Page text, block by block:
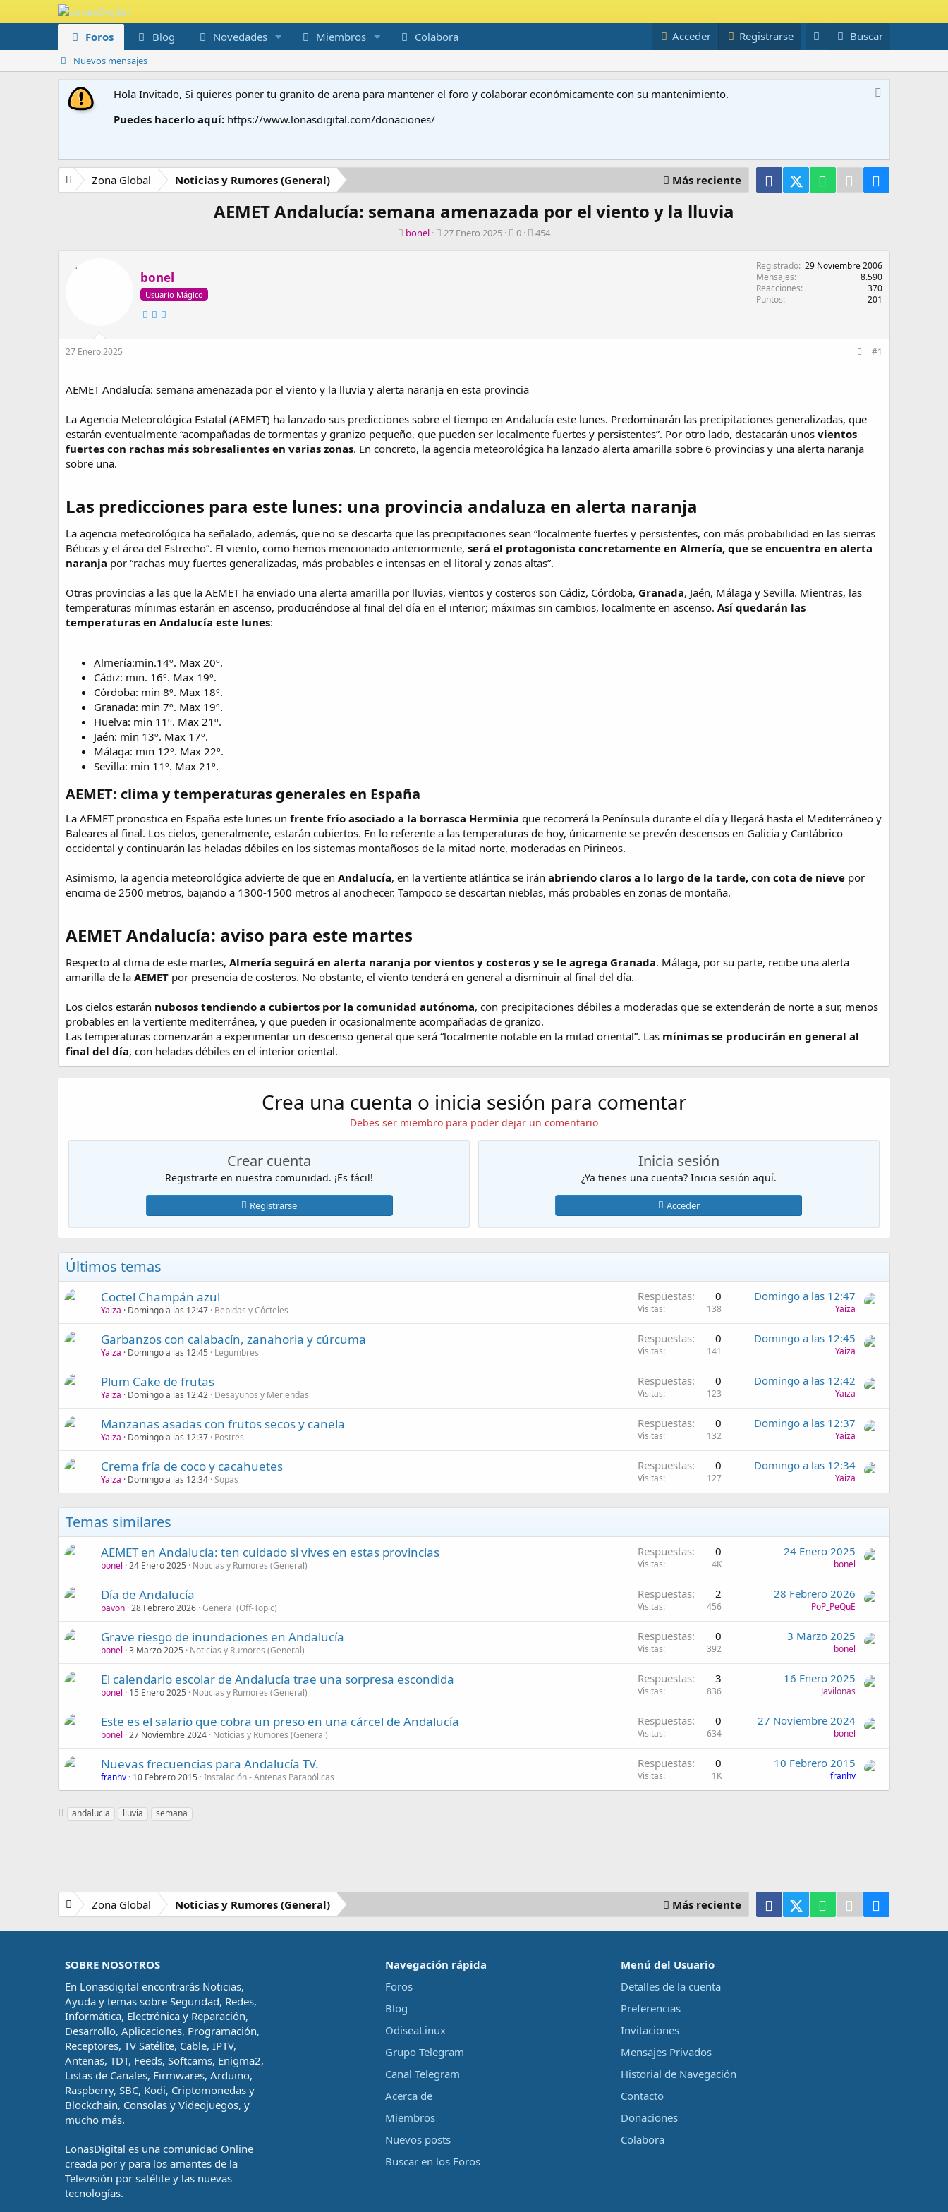
Foros Blog Novedades Miembros Colabora Acceder Registrarse Buscar
Nuevos mensajes
Hola Invitado, Si quieres poner tu granito de arena para mantener el foro y colaborar económicamente con su mantenimiento.
Puedes hacerlo aquí: https://www.lonasdigital.com/donaciones/
Zona Global Noticias y Rumores (General) Más reciente FacebookX (Twitter)WhatsAppTelegram
AEMET Andalucía: semana amenazada por el viento y la lluvia
A
bonel
F
27 Enero 2025
R
0
V
454
bonel
Usuario Mágico
Registrado 29 Noviembre 2006
Mensajes
8.590
Reacciones
370
Puntos
201
27 Enero 2025 #1
AEMET Andalucía: semana amenazada por el viento y la lluvia y alerta naranja en esta provincia
La Agencia Meteorológica Estatal (AEMET) ha lanzado sus predicciones sobre el tiempo en Andalucía este lunes. Predominarán las precipitaciones generalizadas, que
estarán eventualmente “acompañadas de tormentas y granizo pequeño, que pueden ser localmente fuertes y persistentes”. Por otro lado, destacarán unos vientos
fuertes con rachas más sobresalientes en varias zonas. En concreto, la agencia meteorológica ha lanzado alerta amarilla sobre 6 provincias y una alerta naranja
sobre una.
Las predicciones para este lunes: una provincia andaluza en alerta naranja​
La agencia meteorológica ha señalado, además, que no se descarta que las precipitaciones sean “localmente fuertes y persistentes, con más probabilidad en las sierras
Béticas y el área del Estrecho”. El viento, como hemos mencionado anteriormente, será el protagonista concretamente en Almería, que se encuentra en alerta
naranja por “rachas muy fuertes generalizadas, más probables e intensas en el litoral y zonas altas”.
Otras provincias a las que la AEMET ha enviado una alerta amarilla por lluvias, vientos y costeros son Cádiz, Córdoba, Granada, Jaén, Málaga y Sevilla. Mientras, las
temperaturas mínimas estarán en ascenso, produciéndose al final del día en el interior; máximas sin cambios, localmente en ascenso. Así quedarán las
temperaturas en Andalucía este lunes:
Almería:min.14º. Max 20º.
Cádiz: min. 16º. Max 19º.
Córdoba: min 8º. Max 18º.
Granada: min 7º. Max 19º.
Huelva: min 11º. Max 21º.
Jaén: min 13º. Max 17º.
Málaga: min 12º. Max 22º.
Sevilla: min 11º. Max 21º.
AEMET: clima y temperaturas generales en España​
La AEMET pronostica en España este lunes un frente frío asociado a la borrasca Herminia que recorrerá la Península durante el día y llegará hasta el Mediterráneo y
Baleares al final. Los cielos, generalmente, estarán cubiertos. En lo referente a las temperaturas de hoy, únicamente se prevén descensos en Galicia y Cantábrico
occidental y continuarán las heladas débiles en los sistemas montañosos de la mitad norte, moderadas en Pirineos.
Asimismo, la agencia meteorológica advierte de que en Andalucía, en la vertiente atlántica se irán abriendo claros a lo largo de la tarde, con cota de nieve por
encima de 2500 metros, bajando a 1300-1500 metros al anochecer. Tampoco se descartan nieblas, más probables en zonas de montaña.
AEMET Andalucía: aviso para este martes​
Respecto al clima de este martes, Almería seguirá en alerta naranja por vientos y costeros y se le agrega Granada. Málaga, por su parte, recibe una alerta
amarilla de la AEMET por presencia de costeros. No obstante, el viento tenderá en general a disminuir al final del día.
Los cielos estarán nubosos tendiendo a cubiertos por la comunidad autónoma, con precipitaciones débiles a moderadas que se extenderán de norte a sur, menos
probables en la vertiente mediterránea, y que pueden ir ocasionalmente acompañadas de granizo.
Las temperaturas comenzarán a experimentar un descenso general que será “localmente notable en la mitad oriental”. Las mínimas se producirán en general al
final del día, con heladas débiles en el interior oriental.
Crea una cuenta o inicia sesión para comentar
Debes ser miembro para poder dejar un comentario
Crear cuenta
Registrarte en nuestra comunidad. ¡Es fácil!
Registrarse
Inicia sesión
¿Ya tienes una cuenta? Inicia sesión aquí.
Acceder
Últimos temas
Coctel Champán azul
Yaiza Domingo a las 12:47 Bebidas y Cócteles
Respuestas 0
Visitas 138
Domingo a las 12:47
Yaiza
Garbanzos con calabacín, zanahoria y cúrcuma
Yaiza Domingo a las 12:45 Legumbres
Respuestas 0
Visitas 141
Domingo a las 12:45
Yaiza
Plum Cake de frutas
Yaiza Domingo a las 12:42 Desayunos y Meriendas
Respuestas 0
Visitas 123
Domingo a las 12:42
Yaiza
Manzanas asadas con frutos secos y canela
Yaiza Domingo a las 12:37 Postres
Respuestas 0
Visitas 132
Domingo a las 12:37
Yaiza
Crema fría de coco y cacahuetes
Yaiza Domingo a las 12:34 Sopas
Respuestas 0
Visitas 127
Domingo a las 12:34
Yaiza
Temas similares
AEMET en Andalucía: ten cuidado si vives en estas provincias
bonel 24 Enero 2025 Noticias y Rumores (General)
Respuestas 0
Visitas 4K
24 Enero 2025
bonel
Día de Andalucía
pavon 28 Febrero 2026 General (Off-Topic)
Respuestas 2
Visitas 456
28 Febrero 2026
PoP_PeQuE
Grave riesgo de inundaciones en Andalucía
bonel 3 Marzo 2025 Noticias y Rumores (General)
Respuestas 0
Visitas 392
3 Marzo 2025
bonel
El calendario escolar de Andalucía trae una sorpresa escondida
bonel 15 Enero 2025 Noticias y Rumores (General)
Respuestas 3
Visitas 836
16 Enero 2025
Javilonas
Este es el salario que cobra un preso en una cárcel de Andalucía
bonel 27 Noviembre 2024 Noticias y Rumores (General)
Respuestas 0
Visitas 634
27 Noviembre 2024
bonel
Nuevas frecuencias para Andalucía TV.
franhv 10 Febrero 2015 Instalación - Antenas Parabólicas
Respuestas 0
Visitas 1K
10 Febrero 2015
franhv
E
t
a
s
andalucia lluvia semana
Zona Global Noticias y Rumores (General) Más reciente FacebookX (Twitter)WhatsAppTelegram
SOBRE NOSOTROS
En Lonasdigital encontrarás Noticias,
Ayuda y temas sobre Seguridad, Redes,
Informática, Electrónica y Reparación,
Desarrollo, Aplicaciones, Programación,
Receptores, TV Satélite, Cable, IPTV,
Antenas, TDT, Feeds, Softcams, Enigma2,
Listas de Canales, Firmwares, Arduino,
Raspberry, SBC, Kodi, Criptomonedas y
Blockchain, Consolas y Videojuegos, y
mucho más.
LonasDigital es una comunidad Online
creada por y para los amantes de la
Televisión por satélite y las nuevas
tecnologías.
‎Navegación rápida‎
Foros
Blog
OdiseaLinux
Grupo Telegram
Canal Telegram
Acerca de
Miembros
Nuevos posts
Buscar en los Foros
Menú del Usuario
Detalles de la cuenta
Preferencias
Invitaciones
Mensajes Privados
Historial de Navegación
Contacto
Donaciones
Colabora